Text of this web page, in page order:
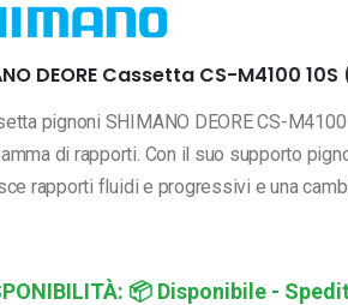
originale
era:
€68.99.
attuale
è:
€47.99.
DEORE Cassetta CS-M4100
pignoni SHIMANO DEORE CS-
di rapporti. Con il suo supporto
rapporti fluidi e progressivi e una
📦 Disponibile -